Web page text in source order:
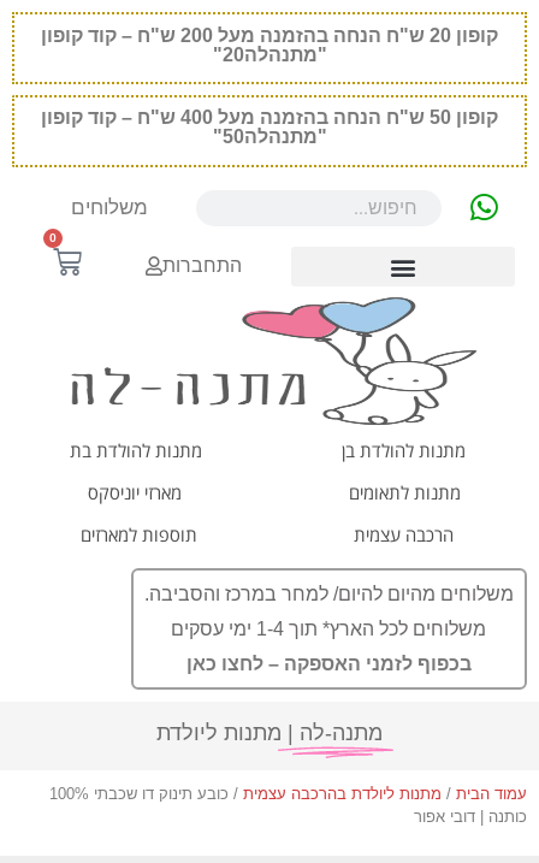
קופון 20
ש"ח הנחה בהזמנה מעל 200 ש"ח – קוד קופון
"מתנהלה20"
קופון 50
ש"ח הנחה בהזמנה מעל 400 ש"ח – קוד קופון
"מתנהלה50"
משלוחים
התחברות
0
מתנות להולדת בן
מתנות להולדת בת
מתנות לתאומים
מארזי יוניסקס
הרכבה עצמית
תוספות למארזים
משלוחים מהיום להיום/ למחר במרכז והסביבה.
משלוחים לכל הארץ* תוך 1-4 ימי עסקים
בכפוף לזמני האספקה – לחצו כאן
מתנה-לה | מתנות ליולדת
עמוד הבית / מתנות ליולדת בהרכבה עצמית
/ כובע תינוק דו שכבתי 100%
כותנה | דובי אפור